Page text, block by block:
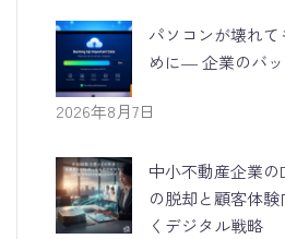
パソコンが壊れ
めに― 企業のバ
2026年8月7日
中小不動産企業の
の脱却と顧客体
くデジタル戦略